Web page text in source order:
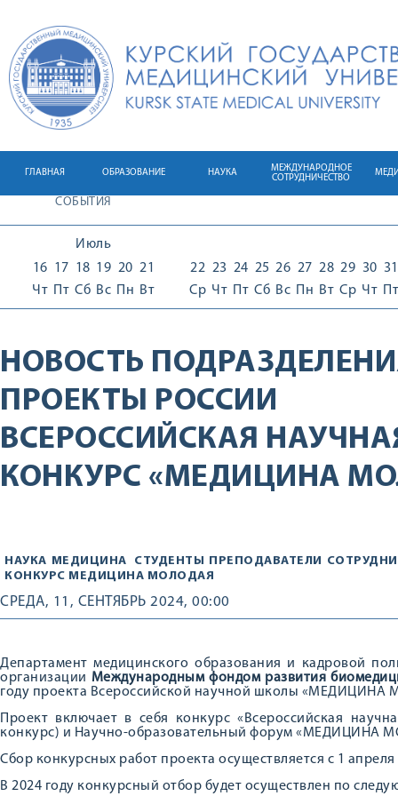
ГЛАВНАЯ ОБРАЗОВАНИЕ НАУКА
МЕЖДУНАРОДНОЕ
СОТРУДНИЧЕСТВО
СОБЫТИЯ
Июль
16
Чт
17
Пт
18
Сб
19
Вс
20
Пн
21
Вт
22
Ср
23
Чт
24
Пт
25
Сб
26
Вс
27
Пн
28
Вт
29
Ср
30
Чт
31
Пт
НОВОСТЬ
ПРОЕКТЫ РОССИИ
ВСЕРОССИЙСКАЯ
КОНКУРС «МЕДИЦИНА
НАУКА МЕДИЦИНА СТУДЕНТЫ ПРЕПОДАВАТЕЛИ
КОНКУРС МЕДИЦИНА МОЛОДАЯ
СРЕДА, 11, СЕНТЯБРЬ 2024, 00:00
Департамент медицинского образования и кадровой
организации Международным фондом развития
году проекта Всероссийской научной школы «МЕДИЦИНА
Проект включает в себя конкурс «Всероссийская
конкурс) и Научно-образовательный форум «МЕДИЦИНА
Сбор конкурсных работ проекта осуществляется с 1 апреля
В 2024 году конкурсный отбор будет осуществлен по